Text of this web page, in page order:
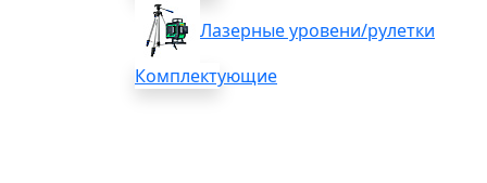
Лазерные уровени/рулетки
Комплектующие